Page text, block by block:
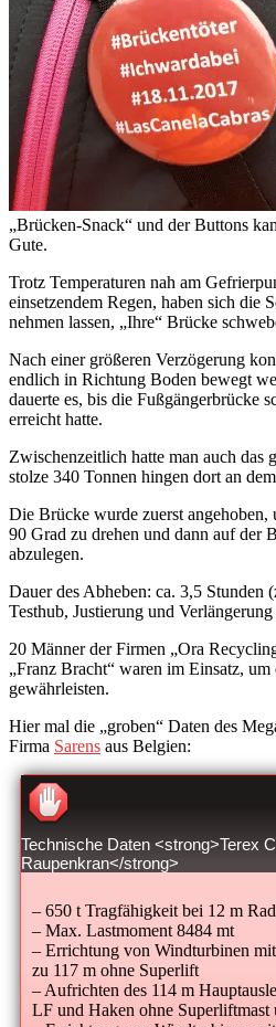
„Brücken-Snack“ und der Buttons
Gute.
Trotz Temperaturen nah am
einsetzendem Regen, haben sich die
nehmen lassen, „Ihre“ Brücke
Nach einer größeren Verzögerung
endlich in Richtung Boden bewegt
dauerte es, bis die Fußgängerbrücke
erreicht hatte.
Zwischenzeitlich hatte man auch das
stolze 340 Tonnen hingen dort an
Die Brücke wurde zuerst angehoben,
90 Grad zu drehen und dann auf der
abzulegen.
Dauer des Abheben: ca. 3,5 Stunden
Testhub, Justierung und
20 Männer der Firmen „Ora
„Franz Bracht“ waren im Einsatz,
gewährleisten.
Hier mal die „groben“ Daten des
Firma Sarens aus Belgien:
Technische Daten <strong>Terex
Raupenkran</strong>
– 650 t Tragfähigkeit bei 12 m
– Max. Lastmoment 8484 mt
– Errichtung von Windturbinen
zu 117 m ohne Superlift
– Aufrichten des 114 m
LF und Haken ohne Superliftmast